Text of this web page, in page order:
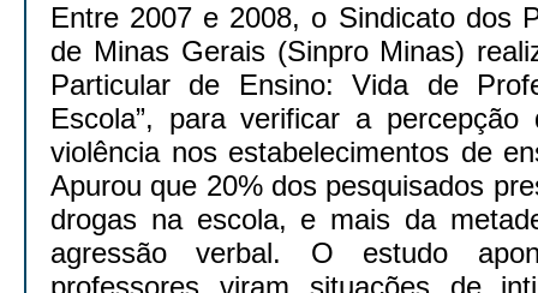
Entre 2007 e 2008, o Sindicato dos
de Minas Gerais (Sinpro Minas)
Particular de Ensino: Vida de
Escola”, para verificar a
violência nos estabelecimentos de
Apurou que 20% dos pesquisados
drogas na escola, e mais da
agressão verbal. O estudo
professores viram situações de